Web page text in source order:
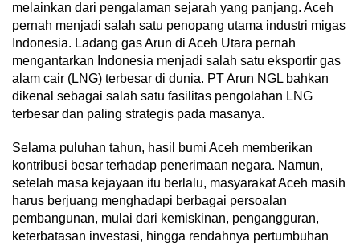
melainkan dari pengalaman sejarah yang panjang. Aceh
pernah menjadi salah satu penopang utama industri migas
Indonesia. Ladang gas Arun di Aceh Utara pernah
mengantarkan Indonesia menjadi salah satu eksportir gas
alam cair (LNG) terbesar di dunia. PT Arun NGL bahkan
dikenal sebagai salah satu fasilitas pengolahan LNG
terbesar dan paling strategis pada masanya.
Selama puluhan tahun, hasil bumi Aceh memberikan
kontribusi besar terhadap penerimaan negara. Namun,
setelah masa kejayaan itu berlalu, masyarakat Aceh masih
harus berjuang menghadapi berbagai persoalan
pembangunan, mulai dari kemiskinan, pengangguran,
keterbatasan investasi, hingga rendahnya pertumbuhan